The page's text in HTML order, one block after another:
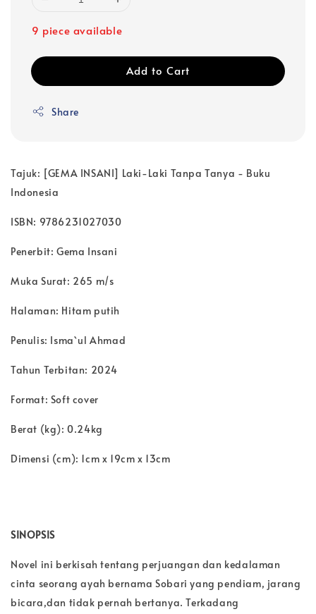
9 piece available
Add to Cart
Share
Tajuk: [GEMA INSANI] Laki-Laki Tanpa Tanya - Buku
Indonesia
ISBN: 9786231027030
Penerbit: Gema Insani
Muka Surat: 265 m/s
Halaman: Hitam putih
Penulis: Isma`ul Ahmad
Tahun Terbitan: 2024
Format: Soft cover
Berat (kg): 0.24kg
Dimensi (cm): 1cm x 19cm x 13cm
SINOPSIS
Novel ini berkisah tentang perjuangan dan kedalaman
cinta seorang ayah bernama Sobari yang pendiam, jarang
bicara,dan tidak pernah bertanya. Terkadang